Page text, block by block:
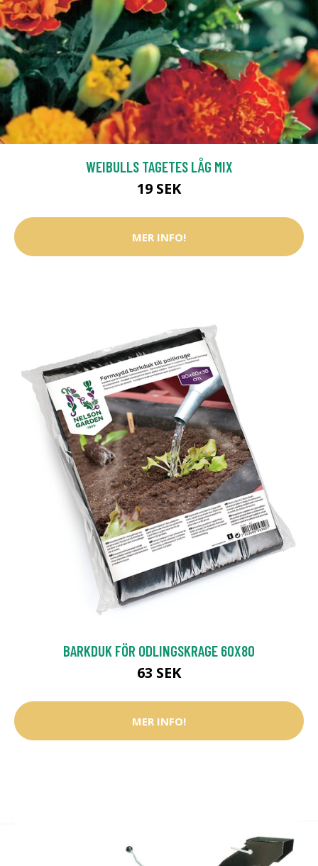
WEIBULLS TAGETES LÅG MIX
19 SEK
MER INFO!
BARKDUK FÖR ODLINGSKRAGE 60X80
63 SEK
MER INFO!